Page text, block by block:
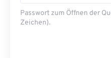
Passwort zum Öffnen der
Zeichen).